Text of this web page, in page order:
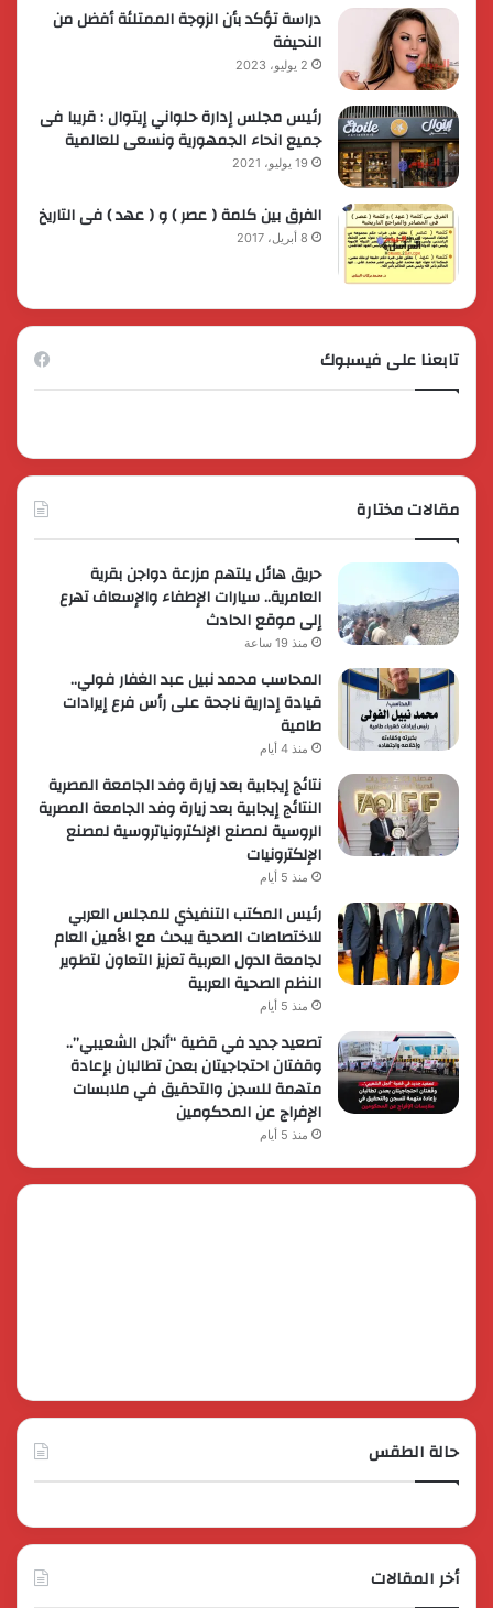
دراسة تؤكد بأن الزوجة الممتلئة أفضل من
النحيفة
2 يوليو، 2023
رئيس مجلس إدارة حلواني إيتوال : قريبا فى
جميع انحاء الجمهورية ونسعى للعالمية
19 يوليو، 2021
الفرق بين كلمة ( عصر ) و ( عهد ) فى التاريخ
8 أبريل، 2017
تابعنا على فيسبوك
مقالات مختارة
حريق هائل يلتهم مزرعة دواجن بقرية
العامرية.. سيارات الإطفاء والإسعاف تهرع
إلى موقع الحادث
منذ 19 ساعة
المحاسب محمد نبيل عبد الغفار فولي..
قيادة إدارية ناجحة على رأس فرع إيرادات
طامية
منذ 4 أيام
نتائج إيجابية بعد زيارة وفد الجامعة المصرية
النتائج إيجابية بعد زيارة وفد الجامعة المصرية
الروسية لمصنع الإلكترونياتروسية لمصنع
الإلكترونيات
منذ 5 أيام
رئيس المكتب التنفيذي للمجلس العربي
للاختصاصات الصحية يبحث مع الأمين العام
لجامعة الدول العربية تعزيز التعاون لتطوير
النظم الصحية العربية
منذ 5 أيام
تصعيد جديد في قضية “أنجل الشعيبي”..
وقفتان احتجاجيتان بعدن تطالبان بإعادة
متهمة للسجن والتحقيق في ملابسات
الإفراج عن المحكومين
منذ 5 أيام
حالة الطقس
أخر المقالات